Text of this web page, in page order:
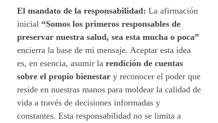
n
t
o
(
c
a
El mandato de la responsabilidad: La afirmación
inicial “Somos los primeros responsables de
preservar nuestra salud, sea esta mucha o poca”
encierra la base de mi mensaje. Aceptar esta idea
es, en esencia, asumir la rendición de cuentas
sobre el propio bienestar y reconocer el poder que
reside en nuestras manos para moldear la calidad de
vida a través de decisiones informadas y
constantes. Esta responsabilidad no se limita a